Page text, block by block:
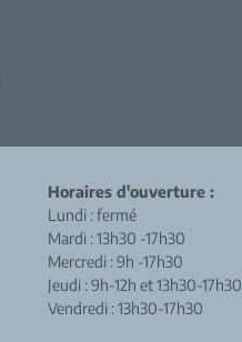
Horaires d'ouverture :
Lundi : fermé
Mardi : 13h30 -17h30
Mercredi : 9h -17h30
Jeudi : 9h-12h et 13h30-17h30
Vendredi : 13h30-17h30